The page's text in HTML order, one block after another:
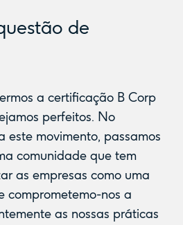
de
a certificação B Corp
perfeitos. No
este movimento, passamos
comunidade que tem
as empresas como uma
comprometemo-nos a
as nossas práticas